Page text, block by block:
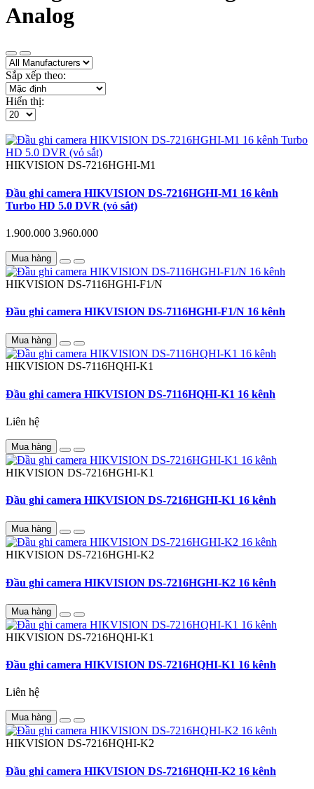
Analog
Sắp xếp theo:
Hiển thị:
HIKVISION DS-7216HGHI-M1
Đầu ghi camera HIKVISION DS-7216HGHI-M1 16 kênh
Turbo HD 5.0 DVR (vỏ sắt)
1.900.000 3.960.000
Mua hàng
HIKVISION DS-7116HGHI-F1/N
Đầu ghi camera HIKVISION DS-7116HGHI-F1/N 16 kênh
Mua hàng
HIKVISION DS-7116HQHI-K1
Đầu ghi camera HIKVISION DS-7116HQHI-K1 16 kênh
Liên hệ
Mua hàng
HIKVISION DS-7216HGHI-K1
Đầu ghi camera HIKVISION DS-7216HGHI-K1 16 kênh
Mua hàng
HIKVISION DS-7216HGHI-K2
Đầu ghi camera HIKVISION DS-7216HGHI-K2 16 kênh
Mua hàng
HIKVISION DS-7216HQHI-K1
Đầu ghi camera HIKVISION DS-7216HQHI-K1 16 kênh
Liên hệ
Mua hàng
HIKVISION DS-7216HQHI-K2
Đầu ghi camera HIKVISION DS-7216HQHI-K2 16 kênh